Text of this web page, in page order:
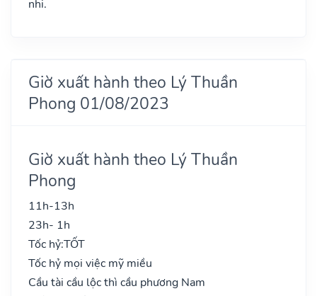
nhi.
Giờ xuất hành theo Lý Thuần
Phong 01/08/2023
Giờ xuất hành theo Lý Thuần
Phong
11h-13h
23h- 1h
Tốc hỷ:TỐT
Tốc hỷ mọi việc mỹ miều
Cầu tài cầu lộc thì cầu phương Nam